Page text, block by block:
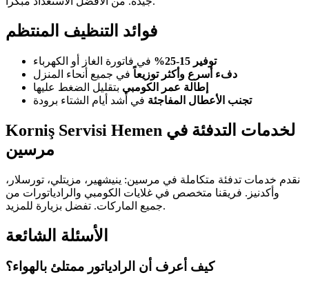
فوائد التنظيف المنتظم
توفير 15-25%
في فاتورة الغاز أو الكهرباء
دفء أسرع وأكثر توزيعاً في جميع أنحاء المنزل
إطالة عمر الكومبي بتقليل الضغط عليها
تجنب الأعطال المفاجئة في أشد أيام الشتاء برودة
Korniş Servisi Hemen لخدمات التدفئة في
مرسين
نقدم خدمات تدفئة متكاملة في مرسين: ينيشهير، مزيتلي، تورسلار،
وأكدنيز. فريقنا متخصص في غلايات الكومبي والرادياتورات من
جميع الماركات. تفضل بزيارة للمزيد.
الأسئلة الشائعة
كيف أعرف أن الرادياتور ممتلئ بالهواء؟